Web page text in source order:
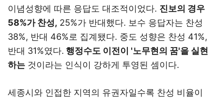
이념성향에 따른 응답도 대조적이었다. 진보의 경우
58%가 찬성, 25%가 반대했다. 보수 응답자는 찬성
38%, 반대 46%로 집계됐다. 중도 성향은 찬성 41%,
반대 31%였다. 행정수도 이전이 '노무현의 꿈'을 실현
하는 것이라는 인식이 강하게 투영된 셈이다.
세종시와 인접한 지역의 유권자일수록 찬성 비율이